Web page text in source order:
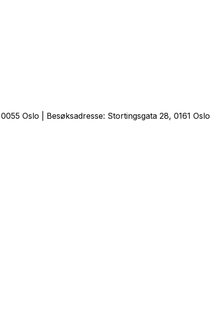
Oslo | Besøksadresse: Stortingsgata 28, 0161 Oslo